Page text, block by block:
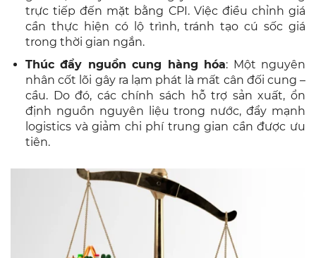
trực tiếp đến mặt bằng CPI. Việc điều chỉnh giá
cần thực hiện có lộ trình, tránh tạo cú sốc giá
trong thời gian ngắn.
Thúc đẩy nguồn cung hàng hóa: Một nguyên
nhân cốt lõi gây ra lạm phát là mất cân đối cung –
cầu. Do đó, các chính sách hỗ trợ sản xuất, ổn
định nguồn nguyên liệu trong nước, đẩy mạnh
logistics và giảm chi phí trung gian cần được ưu
tiên.